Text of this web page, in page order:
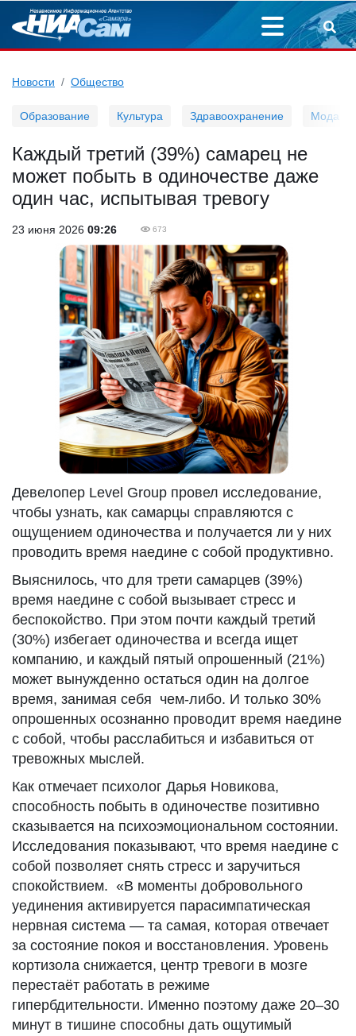
Новости Общество
Образование Культура Здравоохранение Мода
Каждый третий (39%) самарец не
может побыть в одиночестве даже
один час, испытывая тревогу
23 июня 2026 09:26 673
Девелопер Level Group провел исследование,
чтобы узнать, как самарцы справляются с
ощущением одиночества и получается ли у них
проводить время наедине с собой продуктивно.
Выяснилось, что для трети самарцев (39%)
время наедине с собой вызывает стресс и
беспокойство. При этом почти каждый третий
(30%) избегает одиночества и всегда ищет
компанию, и каждый пятый опрошенный (21%)
может вынужденно остаться один на долгое
время, занимая себя чем-либо. И только 30%
опрошенных осознанно проводит время наедине
с собой, чтобы расслабиться и избавиться от
тревожных мыслей.
Как отмечает психолог Дарья Новикова,
способность побыть в одиночестве позитивно
сказывается на психоэмоциональном состоянии.
Исследования показывают, что время наедине с
собой позволяет снять стресс и заручиться
спокойствием. «В моменты добровольного
уединения активируется парасимпатическая
нервная система — та самая, которая отвечает
за состояние покоя и восстановления. Уровень
кортизола снижается, центр тревоги в мозге
перестаёт работать в режиме
гипербдительности. Именно поэтому даже 20–30
минут в тишине способны дать ощутимый